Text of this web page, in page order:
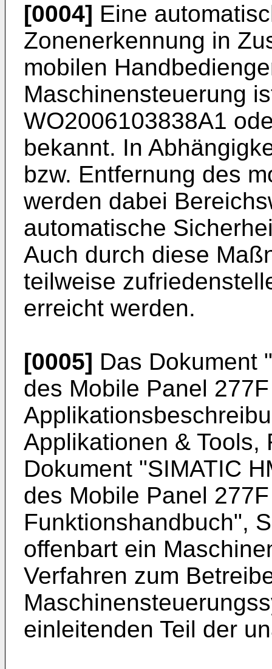
[0004] Eine
Zonenerkennung in
mobilen
Maschinensteuerung
WO2006103838A1
bekannt. In
bzw. Entfernung des
werden dabei
automatische
Auch durch diese
teilweise
erreicht werden.
[0005] Das Dokument
des Mobile Panel
Applikationen & Tools,
Dokument "SIMATIC
des Mobile Panel
Funktionshandbuch",
offenbart ein
Verfahren zum
einleitenden Teil der